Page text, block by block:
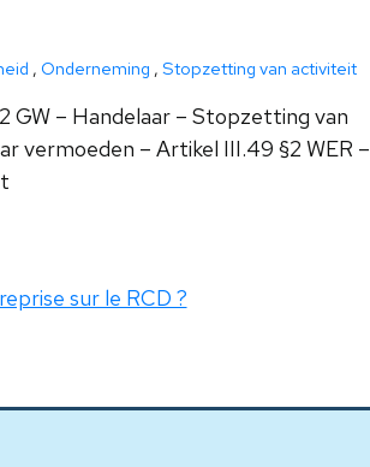
, Onderneming , Stopzetting van activiteit
GW – Handelaar – Stopzetting van
vermoeden – Artikel III.49 §2 WER –
sur le RCD ?